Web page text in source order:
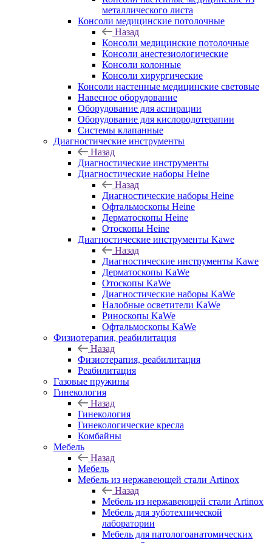
металлического листа
Консоли медицинские потолочные
Назад
Консоли медицинские потолочные
Консоли анестезиологические
Консоли колонные
Консоли хирургические
Консоли настенные медицинские световые
Навесное оборудование
Оборудование для аспирации
Оборудование для кислородотерапии
Системы клапанные
Диагностические инструменты
Назад
Диагностические инструменты
Диагностические наборы Heine
Назад
Диагностические наборы Heine
Офтальмоскопы Heine
Дерматоскопы Heine
Отоскопы Heine
Диагностические инструменты Kawe
Назад
Диагностические инструменты Kawe
Дерматоскопы KaWe
Отоскопы KaWe
Диагностические наборы KaWe
Налобные осветители KaWe
Риноскопы KaWe
Офтальмоскопы KaWe
Физиотерапия, реабилитация
Назад
Физиотерапия, реабилитация
Реабилитация
Газовые пружины
Гинекология
Назад
Гинекология
Гинекологические кресла
Комбайны
Мебель
Назад
Мебель
Мебель из нержавеющей стали Artinox
Назад
Мебель из нержавеющей стали Artinox
Мебель для зуботехнической
лаборатории
Мебель для патологоанатомических